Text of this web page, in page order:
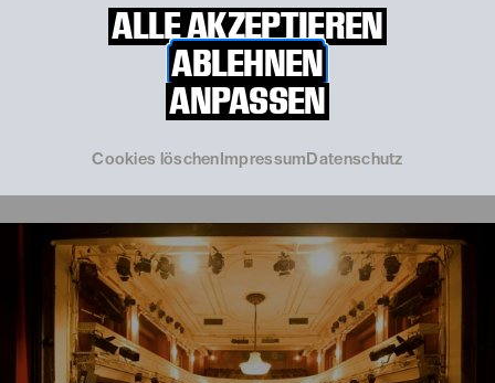
ALLE AKZEPTIEREN
ABLEHNEN
ANPASSEN
Cookies löschen Impressum Datenschutz